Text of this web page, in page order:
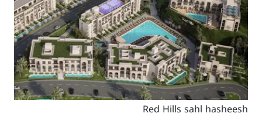
Red Hills sahl hasheesh